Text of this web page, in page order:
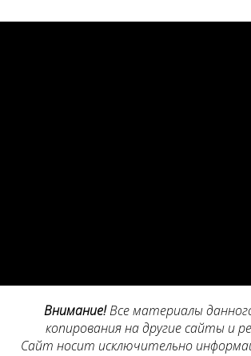
Внимание!Все материалы
копирования на другие сайты и
Сайт носит исключительно